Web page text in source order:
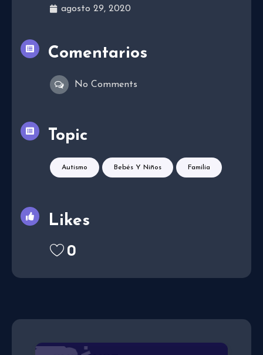
agosto 29, 2020
Comentarios
No Comments
Topic
Autismo Bebés Y Niños Familia
Likes
0